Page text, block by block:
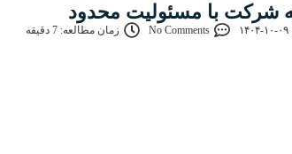
شرکت با مسئولیت محدود
۱۴۰۴-۱۰-۰۹ No Comments زمان مطالعه: 7 دقیقه